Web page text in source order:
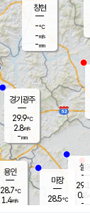
용인
28.7℃
1.4m/s
경기광주
29.9℃
2.8m/s
-mm
창현
-℃
-m/s
-mm
마장
28.5℃
설봉
29.1
0.8
- mm